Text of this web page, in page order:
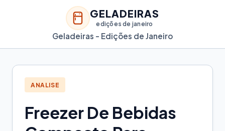
GELADEIRAS
edições de janeiro
Geladeiras - Edições de Janeiro
ANALISE
Freezer De Bebidas